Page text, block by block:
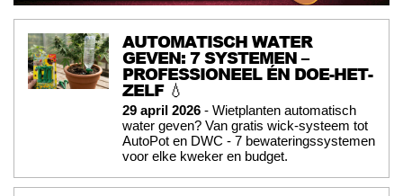
AUTOMATISCH WATER
GEVEN: 7 SYSTEMEN –
PROFESSIONEEL ÉN DOE-HET-
ZELF 💧
29 april 2026 - Wietplanten automatisch
water geven? Van gratis wick-systeem tot
AutoPot en DWC - 7 bewateringssystemen
voor elke kweker en budget.